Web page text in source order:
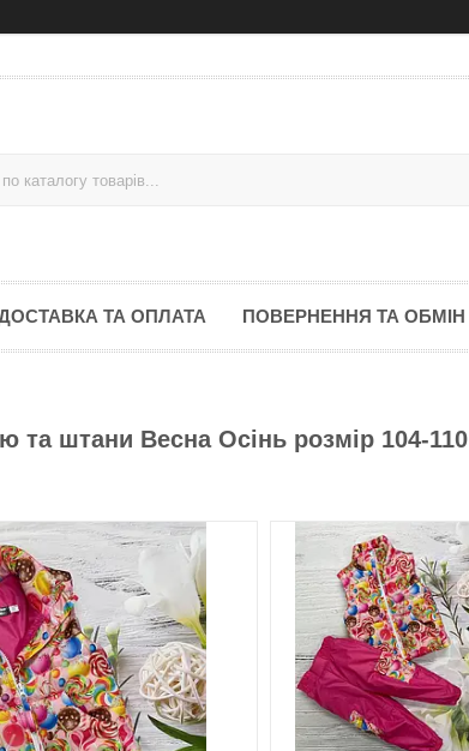
ТА ОПЛАТА ПОВЕРНЕННЯ ТА ОБМІН
та штани Весна Осінь розмір 104-110